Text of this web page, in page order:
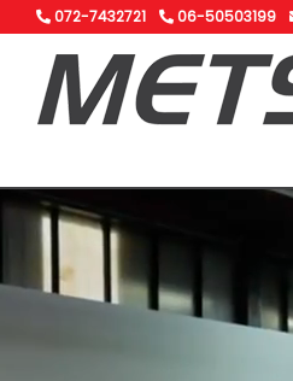
072-7432721 06-50503199